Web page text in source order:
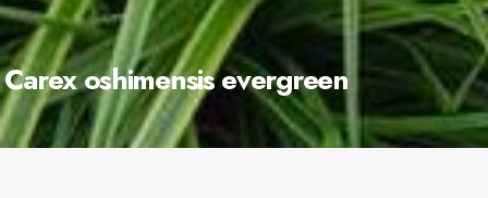
Carex oshimensis evergreen